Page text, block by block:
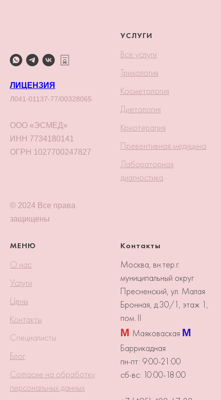
ЛИЦЕНЗИЯ
Л041-01137-77/00328065
ООО «ЭСМЕД»
ИНН 7734180141
ОГРН 1027700247827
© 2024 Все права
защищены
УСЛУГИ
Все услуги
Трихология
Косметология
Диетология
Криотерапия
Превентивная медицина
Лабораторная
диагностика
МЕНЮ
О нас
Услуги
Цены
Контакты
Специалисты
Блог
Согласие на обработку
персональных данных
Контакты
Москва, вн.тер.г.
муниципальный округ
Пресненский, ул. Малая
Бронная, д.30/1, этаж 1,
пом. II
М Маяковаская М
Баррикадная
пн-пт: 9:00-21:00
сб-вс: 10:00-18:00